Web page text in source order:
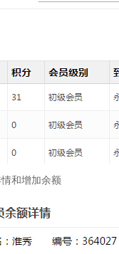
和增加余额